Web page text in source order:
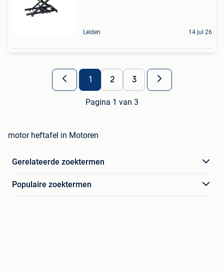
Leiden 14 jul 26
1 2 3
Pagina 1 van 3
motor heftafel in Motoren
Gerelateerde zoektermen
Populaire zoektermen